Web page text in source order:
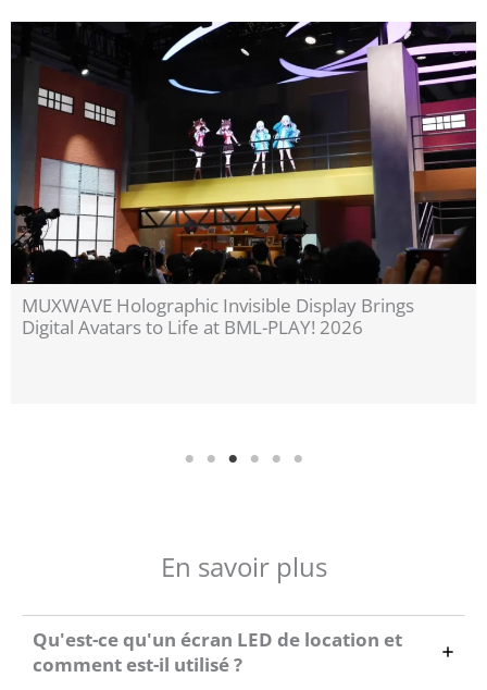
Invisible Holographic Display Technology Brings
Cultural Heritage to Life | MUXWAVE
En savoir plus
Qu'est-ce qu'un écran LED de location et
comment est-il utilisé ?